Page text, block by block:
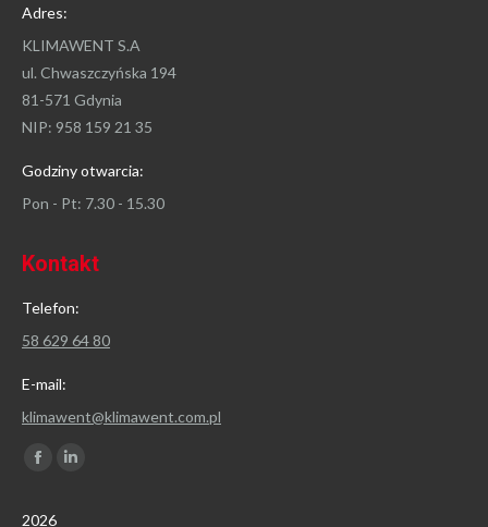
Adres:
KLIMAWENT S.A
ul. Chwaszczyńska 194
81-571 Gdynia
NIP: 958 159 21 35
Godziny otwarcia:
Pon - Pt: 7.30 - 15.30
Kontakt
Telefon:
58 629 64 80
E-mail:
klimawent@klimawent.com.pl
Znajdź nas na:
Facebook
2026